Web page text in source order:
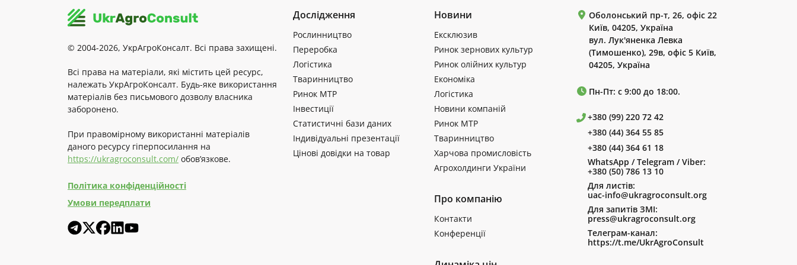
© 2004-2026, УкрАгроКонсалт. Всі права захищені.
Всі права на матеріали, які містить цей ресурс,
належать УкрАгроКонсалт. Будь-яке використання
матеріалів без письмового дозволу власника
заборонено.
При правомірному використанні матеріалів
даного ресурсу гіперпосилання на
https://ukragroconsult.com/ обов’язкове.
Політика конфіденційності
Умови передплати
Дослідження
Рослинництво
Переробка
Логістика
Тваринництво
Ринок МТР
Інвестиції
Статистичні бази даних
Індивідуальні презентації
Цінові довідки на товар
Новини
Ексклюзив
Ринок зернових культур
Ринок олійних культур
Економіка
Логістика
Новини компаній
Ринок МТР
Тваринництво
Харчова промисловість
Агрохолдинги України
Про компанію
Контакти
Конференції
Оболонський пр-т, 26, офіс 22
Київ, 04205, Україна
вул. Лук'яненка Левка
(Тимошенко), 29в, офіс 5 Київ,
04205, Україна
Пн-Пт: с 9:00 до 18:00.
+380 (99) 220 72 42
+380 (44) 364 55 85
+380 (44) 364 61 18
WhatsApp / Telegram / Viber:
+380 (50) 786 13 10
Для листів:
uac-info@ukragroconsult.org
Для запитів ЗМІ:
press@ukragroconsult.org
Телеграм-канал:
https://t.me/UkrAgroConsult